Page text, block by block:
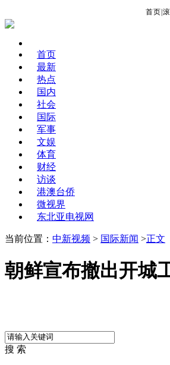
首页
首页
最新
热点
国内
社会
国际
军事
文娱
体育
财经
访谈
港澳台侨
微视界
东北亚电视网
当前位置： 中新视频 > 国际新闻 >正文
朝鲜宣布撤出开城
搜 索